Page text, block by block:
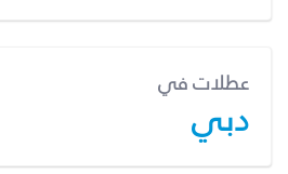
عطلات في
دبي